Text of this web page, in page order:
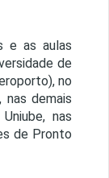
e as aulas
de
no
nas demais
nas
de Pronto